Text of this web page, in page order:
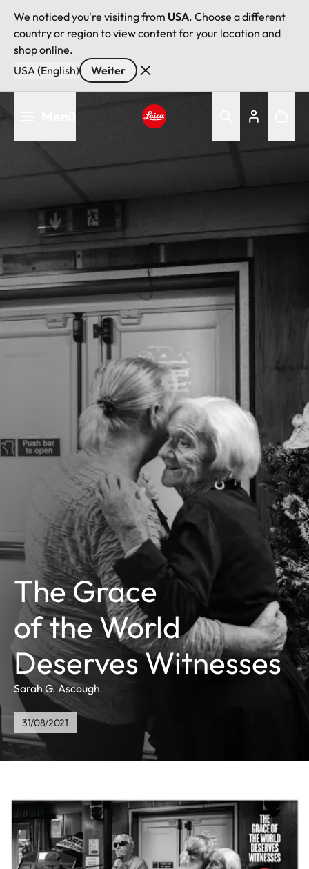
We noticed you're visiting from USA. Choose a different
country or region to view content for your location and
shop online.
USA (English)
Weiter
zum
The Grace
of the World
Deserves Witnesses
Sarah G. Ascough
31/08/2021